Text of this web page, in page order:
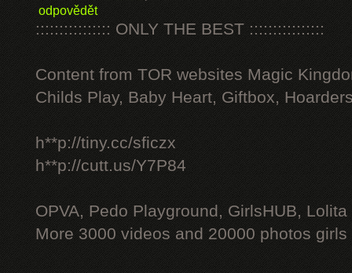
odpovědět
:::::::::::::::: ONLY THE BEST ::::::::::::::::
Content from TOR websites Magic
Childs Play, Baby Heart, Giftbox,
h**p://tiny.cc/sficzx
h**p://cutt.us/Y7P84
OPVA, Pedo Playground, GirlsHUB, Lolita
More 3000 videos and 20000 photos